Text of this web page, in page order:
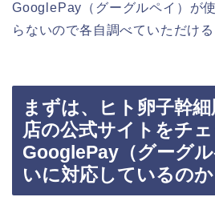
GooglePay（グーグルペイ）が
らないので各自調べていただける
まずは、ヒト卵子幹
店の公式サイトをチェ
GooglePay（グーグ
いに対応しているのか